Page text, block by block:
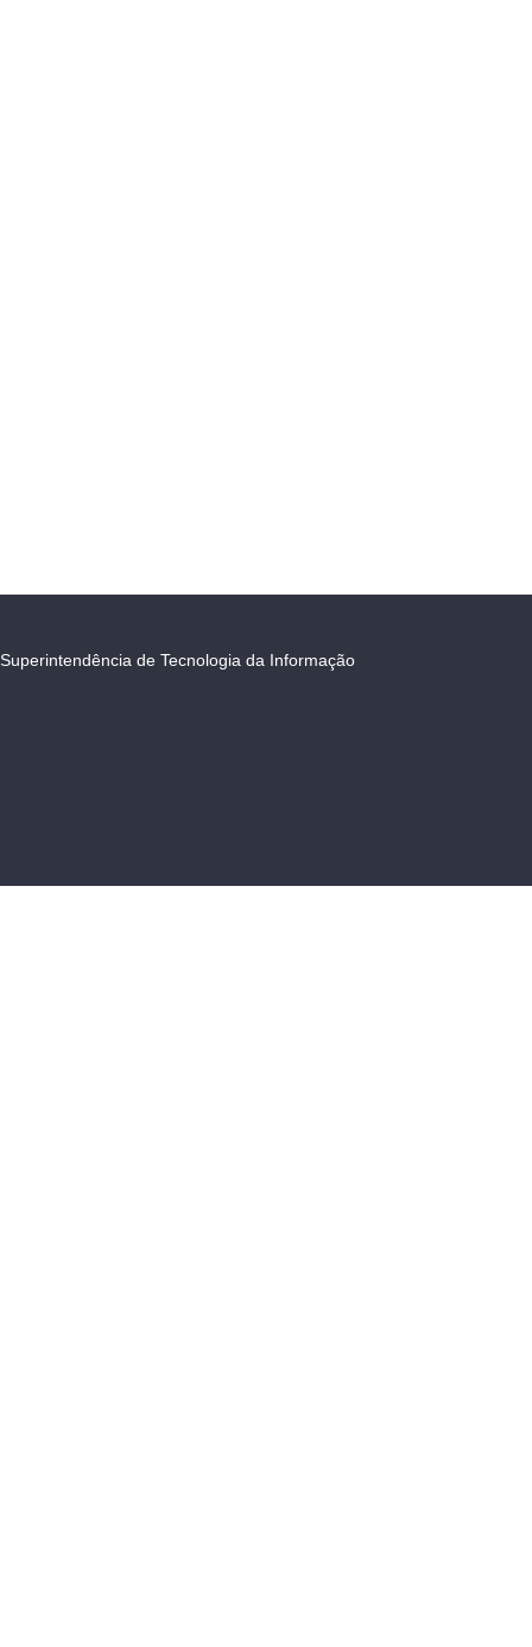
Superintendência de Tecnologia da Informação